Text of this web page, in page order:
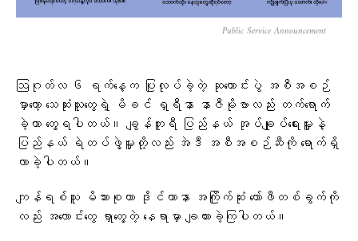
Public Service Announcement
ဩဂုတ်လ ၆ ရက်နေ့က ပြုလုပ်ခဲ့တဲ့ ဆုတောင်းပွဲ အစီအစဉ်
မှာတော့ သေဆုံးသူတွေရဲ့ မိခင် ရှရီနာ နာဇီမိုဗာလည်း တက်ရောက်
ခဲ့တာ တွေ့ရပါတယ်။ ချွန်ဘူရီ ပြည်နယ် အုပ်ချုပ်ရေးမှူးနဲ့
ပြည်နယ် ရဲတပ်ဖွဲ့မှူးတို့လည်း အဲဒီ အစီအစဉ်ဆီကို ရောက်ရှိ
လာခဲ့ပါတယ်။
ကျန်ရစ်သူ မိသားစုဟာ ဒိုင်ယာနာ အကြိုက်ဆုံး ကော်ဖီတစ်ခွက်ကို
လည်း အလောင်းတွေ ရှာတွေ့တဲ့ နေရာမှာ ချထားခဲ့ကြပါတယ်။